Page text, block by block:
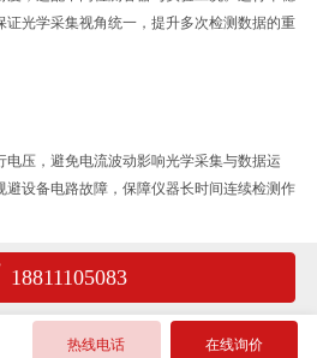
光学采集视角统一，提升多次检测数据的重
压，避免电流波动影响光学采集与数据运
设备电路故障，保障仪器长时间连续检测作
18811105083
热线电话 在线询价